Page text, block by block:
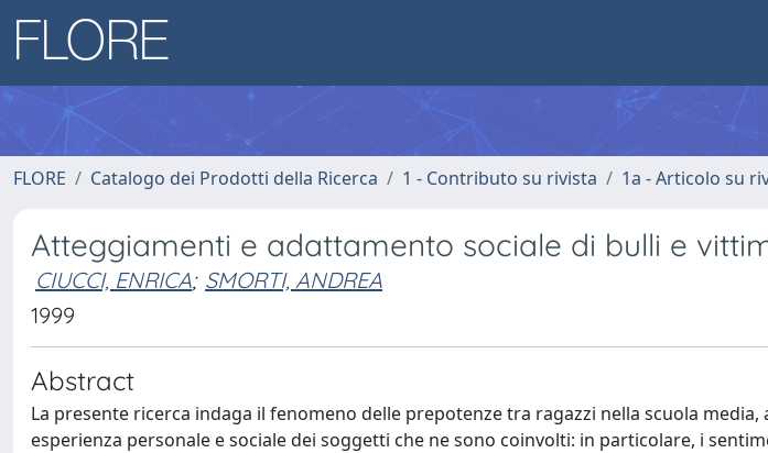
FLORE Catalogo dei Prodotti della Ricerca 1 - Contributo su rivista 1a - Articolo su
Atteggiamenti e adattamento sociale di bulli e
CIUCCI, ENRICA; SMORTI, ANDREA
1999
Abstract
La presente ricerca indaga il fenomeno delle prepotenze tra ragazzi nella scuola
esperienza personale e sociale dei soggetti che ne sono coinvolti: in particolare, i